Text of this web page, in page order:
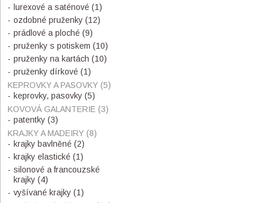
lurexové a saténové (1)
ozdobné pruženky (12)
prádlové a ploché (9)
pruženky s potiskem (10)
pruženky na kartách (10)
pruženky dírkové (1)
KEPROVKY A PASOVKY (5)
keprovky, pasovky (5)
KOVOVÁ GALANTERIE (3)
patentky (3)
KRAJKY A MADEIRY (8)
krajky bavlněné (2)
krajky elastické (1)
silonové a francouzské
krajky (4)
vyšívané krajky (1)